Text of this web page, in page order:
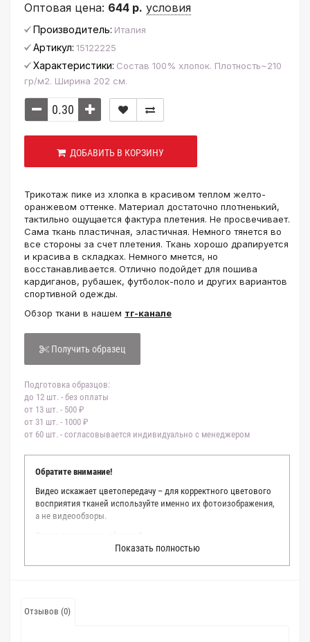
Оптовая цена: 644 р. условия
Производитель: Италия
Артикул: 15122225
Характеристики: Состав 100% хлопок. Плотность~210
гр/м2. Ширина 202 см.
ДОБАВИТЬ В КОРЗИНУ
Трикотаж пике из хлопка в красивом теплом желто-
оранжевом оттенке. Материал достаточно плотненький,
тактильно ощущается фактура плетения. Не просвечивает.
Сама ткань пластичная, эластичная. Немного тянется во
все стороны за счет плетения. Ткань хорошо драпируется
и красива в складках. Немного мнется, но
восстанавливается. Отлично подойдет для пошива
кардиганов, рубашек, футболок-поло и других вариантов
спортивной одежды.
Обзор ткани в нашем тг-канале
Получить образец
Подготовка образцов:
до 12 шт. - без оплаты
от 13 шт. - 500 ₽
от 31 шт. - 1000 ₽
от 60 шт. - согласовывается индивидуально с менеджером
Обратите внимание!
Видео искажает цветопередачу – для корректного цветового
восприятия тканей используйте именно их фотоизображения,
а не видеообзоры.
Мы делаем все возможное, чтобы точно описать цвет каждой
ткани из нашего каталога. Мы осматриваем и фотографируем
точное соответствие цветов из-за одного простого факта:
Показать полностью
Отзывов (0)